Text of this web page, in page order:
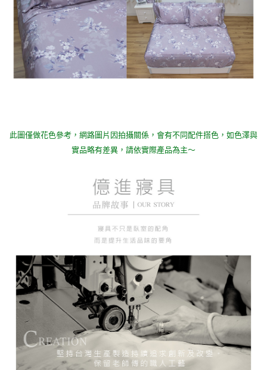
此圖僅做花色參考， 網路圖片因拍攝關係，會有不同配件搭色，如色澤與
實品略有差異，請依實際產品為主～